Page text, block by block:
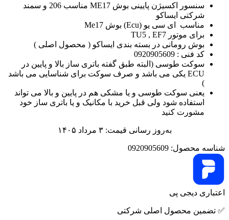
سنسور اکسیژن پایینی بوش ME17 مناسب 206 و سمند
شرکتی ایساکو
مناسب ای سی یو (Ecu) بوش Me17
برای موتور TU5 , EF7
بوش رومانی در بسته بندی ایساکو ( محصول اصلی )
کد فنی : 0920905609
سوکت طوسی (البته طبق گفته باتری ساز بالا و پایین در
ECU یکی می باشد و صرف سوکت برای شناسایی می باشد
)
یعنی سوکت طوسی و یا مشکی هم در پایین و بالا می تواند
استفاده شود ولی قبل خرید با مکانیک و یا باتری ساز خود
مشورت کنید
به‌روز رسانی قیمت: ۳ مرداد ۱۴۰۵
شناسه محصول: 0920905609
اعتباری دیجی پی
✅ تضمین محصول اصلی شرکتی